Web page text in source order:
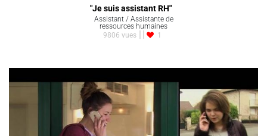
"Je suis assistant RH"
Assistant / Assistante de
ressources humaines
9806 vues
1